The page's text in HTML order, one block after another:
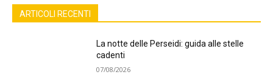
ARTICOLI RECENTI
La notte delle Perseidi: guida alle stelle
cadenti
07/08/2026